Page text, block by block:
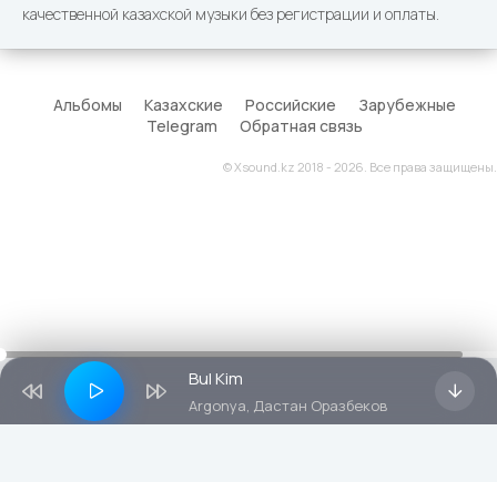
качественной казахской музыки без регистрации и оплаты.
Альбомы Казахские Российские
Зарубежные
Telegram
Обратная связь
© Xsound.kz 2018 - 2026. Все права защищены.
Bul Kim
Argonya, Дастан Оразбеков